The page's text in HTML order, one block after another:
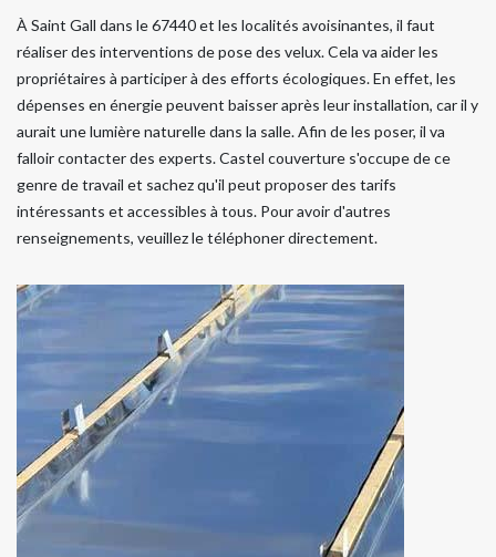
À Saint Gall dans le 67440 et les localités avoisinantes, il faut
réaliser des interventions de pose des velux. Cela va aider les
propriétaires à participer à des efforts écologiques. En effet, les
dépenses en énergie peuvent baisser après leur installation, car il y
aurait une lumière naturelle dans la salle. Afin de les poser, il va
falloir contacter des experts. Castel couverture s'occupe de ce
genre de travail et sachez qu'il peut proposer des tarifs
intéressants et accessibles à tous. Pour avoir d'autres
renseignements, veuillez le téléphoner directement.